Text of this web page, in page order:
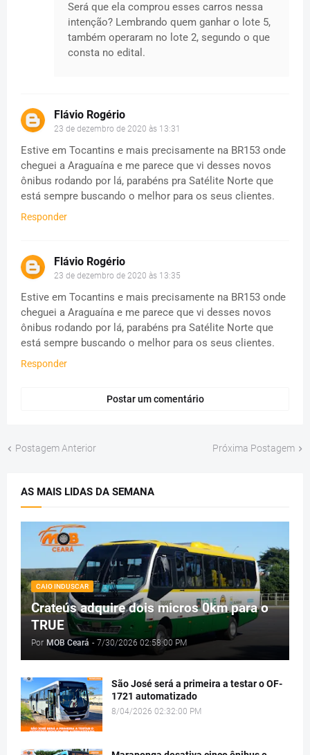
Será que ela comprou esses carros nessa
intenção? Lembrando quem ganhar o lote 5,
também operaram no lote 2, segundo o que
consta no edital.
Flávio Rogério
23 de dezembro de 2020 às 13:31
Estive em Tocantins e mais precisamente na BR153 onde
cheguei a Araguaína e me parece que vi desses novos
ônibus rodando por lá, parabéns pra Satélite Norte que
está sempre buscando o melhor para os seus clientes.
Responder
Flávio Rogério
23 de dezembro de 2020 às 13:35
Estive em Tocantins e mais precisamente na BR153 onde
cheguei a Araguaína e me parece que vi desses novos
ônibus rodando por lá, parabéns pra Satélite Norte que
está sempre buscando o melhor para os seus clientes.
Responder
Postar um comentário
Postagem Anterior Próxima Postagem
AS MAIS LIDAS DA SEMANA
CAIO INDUSCAR
Crateús adquire dois micros 0km para o
TRUE
Por MOB Ceará - 7/30/2026 02:58:00 PM
São José será a primeira a testar o OF-
1721 automatizado
8/04/2026 02:32:00 PM